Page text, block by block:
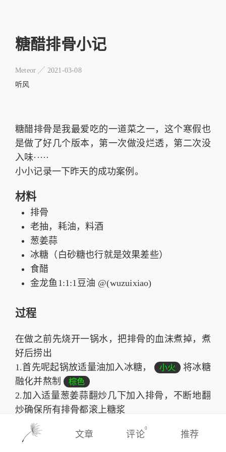
糖醋排骨小记
Meteor ╱ 2021-03-08
听风
糖醋排骨是我最爱吃的一道菜之一，这个寒假也
是做了好几个版本，第一次做没烂透，第二次没
入味·····
小小记录一下昨天的成功案例。
材料
排骨
老抽，耗油，料酒
葱姜蒜
冰糖（白砂糖也行就是效果差些）
食醋
金龙鱼1:1:1豆油 @(wuzuixiao)
过程
在做之前先烧开一锅水，把排骨的血沫煮掉，煮
好后捞出
1.首先呢起锅放适量油加入冰糖，
小火
将冰糖
融化并熬制
棕色
2.加入适量葱姜蒜翻炒几下加入排骨，不断地翻
炒确保所有排骨都滚上糖浆
3.加适量老抽（放多了就黑了半勺就够）料酒，
耗油，食醋，翻炒后加水没过排骨即可
文章 评论
0
推荐